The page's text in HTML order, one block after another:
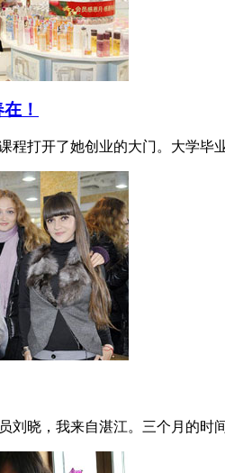
！
程打开了她创业的大门。大学
刘晓，我来自湛江。三个月的